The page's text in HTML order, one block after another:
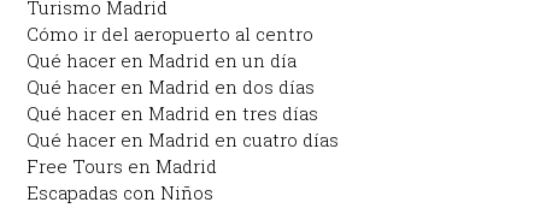
Turismo Madrid
Cómo ir del aeropuerto al centro
Qué hacer en Madrid en un día
Qué hacer en Madrid en dos días
Qué hacer en Madrid en tres días
Qué hacer en Madrid en cuatro días
Free Tours en Madrid
Escapadas con Niños